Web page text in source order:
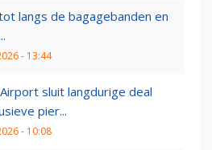
langs de bagagebanden en
- 13:44
sluit langdurige deal
pier...
- 10:08